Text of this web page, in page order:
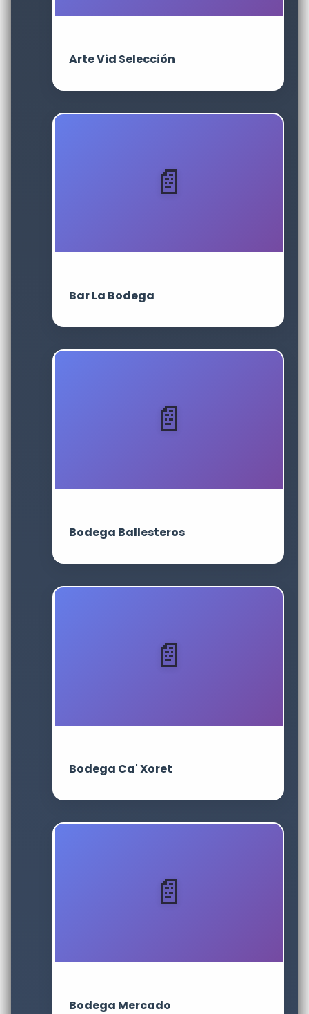
Arte Vid Selección
Bar La Bodega
Bodega Ballesteros
Bodega Ca' Xoret
Bodega Mercado